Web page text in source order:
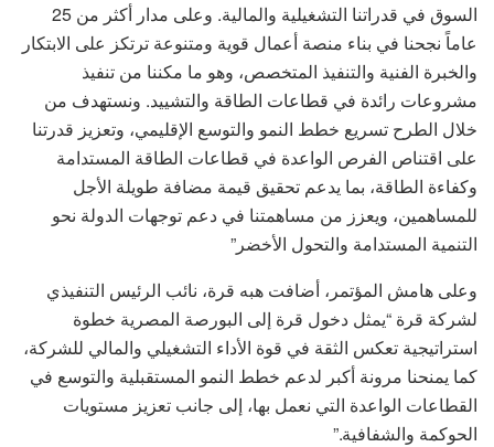
السوق في قدراتنا التشغيلية والمالية. وعلى مدار أكثر من 25
عاماً نجحنا في بناء منصة أعمال قوية ومتنوعة ترتكز على الابتكار
والخبرة الفنية والتنفيذ المتخصص، وهو ما مكننا من تنفيذ
مشروعات رائدة في قطاعات الطاقة والتشييد. ونستهدف من
خلال الطرح تسريع خطط النمو والتوسع الإقليمي، وتعزيز قدرتنا
على اقتناص الفرص الواعدة في قطاعات الطاقة المستدامة
وكفاءة الطاقة، بما يدعم تحقيق قيمة مضافة طويلة الأجل
للمساهمين، ويعزز من مساهمتنا في دعم توجهات الدولة نحو
التنمية المستدامة والتحول الأخضر”
وعلى هامش المؤتمر، أضافت هبه قرة، نائب الرئيس التنفيذي
لشركة قرة “يمثل دخول قرة إلى البورصة المصرية خطوة
استراتيجية تعكس الثقة في قوة الأداء التشغيلي والمالي للشركة،
كما يمنحنا مرونة أكبر لدعم خطط النمو المستقبلية والتوسع في
القطاعات الواعدة التي نعمل بها، إلى جانب تعزيز مستويات
الحوكمة والشفافية.”